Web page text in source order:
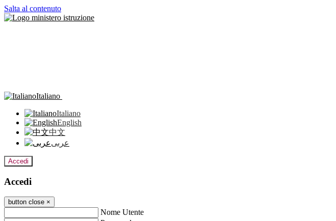
Salta al contenuto
Italiano
Italiano
English
中文
عربى
Accedi
Accedi
button close ×
Nome Utente